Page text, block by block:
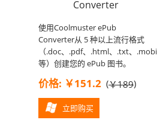
Converter
使用Coolmuster ePub
Converter从 5 种以上流行格式
（.doc、.pdf、.html、.txt、.mobi
等）创建您的 ePub 图书。
价格: ￥151.2 (￥189)
立即购买